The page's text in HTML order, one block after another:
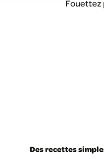
Fouettez
Des recettes